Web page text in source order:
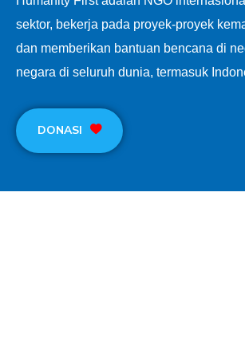
sektor, bekerja pada proyek-proyek
dan memberikan bantuan bencana di
negara di seluruh dunia, termasuk
DONASI